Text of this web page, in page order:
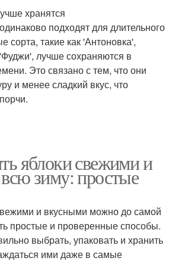
хранятся
подходят для длительного
сорта, такие как 'Антоновка',
лучше сохраняются в
Это связано с тем, что они
и менее сладкий вкус, что
яблоки свежими и
зиму: простые
и вкусными можно до самой
простые и проверенные способы.
выбрать, упаковать и хранить
ими даже в самые